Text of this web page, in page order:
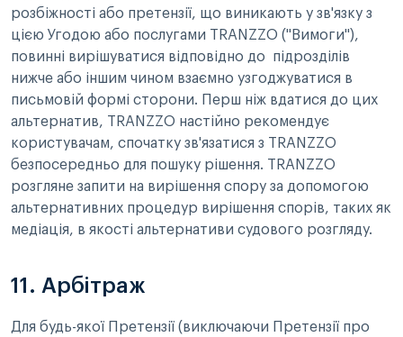
розбіжності або претензії, що виникають у зв'язку з
цією Угодою або послугами TRANZZO ("Вимоги"),
повинні вирішуватися відповідно до підрозділів
нижче або іншим чином взаємно узгоджуватися в
письмовій формі сторони. Перш ніж вдатися до цих
альтернатив, TRANZZO настійно рекомендує
користувачам, спочатку зв'язатися з TRANZZO
безпосередньо для пошуку рішення. TRANZZO
розгляне запити на вирішення спору за допомогою
альтернативних процедур вирішення спорів, таких як
медіація, в якості альтернативи судового розгляду.
11. Арбітраж
Для будь-якої Претензії (виключаючи Претензії про